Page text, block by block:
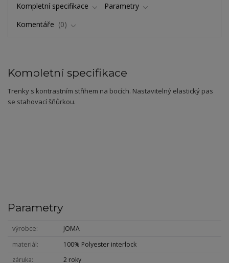
Kompletní specifikace
Parametry
Komentáře
0
Kompletní specifikace
Trenky s kontrastním střihem na bocích. Nastavitelný elastický pas
se stahovací šňůrkou.
Parametry
výrobce
JOMA
materiál
100% Polyester interlock
záruka
2 roky